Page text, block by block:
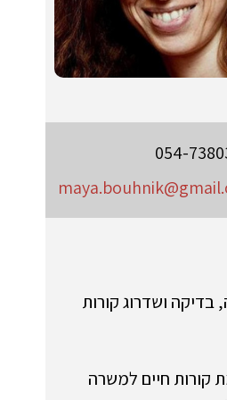
054-
בדיקה ושדרוג קורות
קורות חיים למשרה